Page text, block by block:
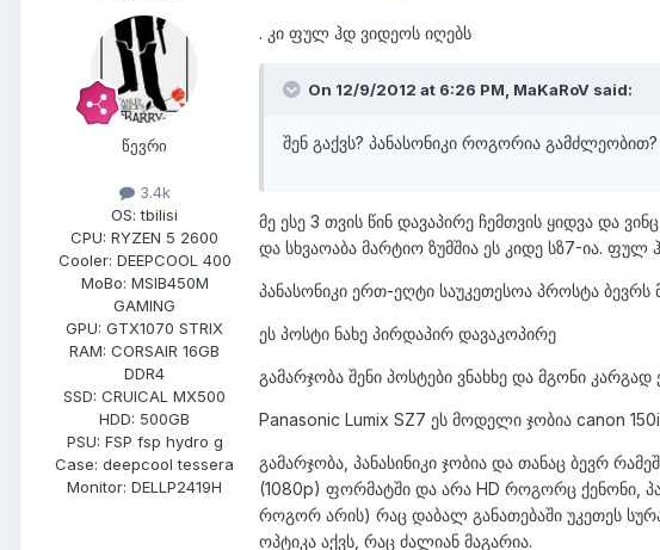
წევრი
3.4k
OS:tbilisi
CPU: RYZEN 5 2600
Cooler: DEEPCOOL 400
MoBo: MSIB450M
GAMING
GPU: GTX1070 STRIX
RAM: CORSAIR 16GB
DDR4
SSD: CRUICAL MX500
HDD: 500GB
PSU: FSP fsp hydro g
Case: deepcool tessera
Monitor: DELLP2419H
. კი ფულ ჰდ ვიდეოს იღებს
On 12/9/2012 at 6:26 PM, MaKaRoV said:
შენ გაქვს? პანასონიკი როგორია
მე ესე 3 თვის წინ დავაპირე ჩემთვის ყიდვა და
და სხვაოაბა მარტიო ზუმშია ეს კიდე სზ7-ია. ფულ
პანასონიკი ერთ-ეღტი საუკეთესოა პროსტა ბევრს
ეს პოსტი ნახე პირდაპირ დავაკოპირე
გამარჯობა შენი პოსტები ვნახხე და მგონი
Panasonic Lumix SZ7 ეს მოდელი ჯობია canon
გამარჯობა, პანასინიკი ჯობია და თანაც ბევრ
(1080p) ფორმატში და არა HD როგორც ქენონი,
როგორ არის) რაც დაბალ განათებაში უკეთეს
ოპტიკა აქვს, რაც ძალიან მაგარია.